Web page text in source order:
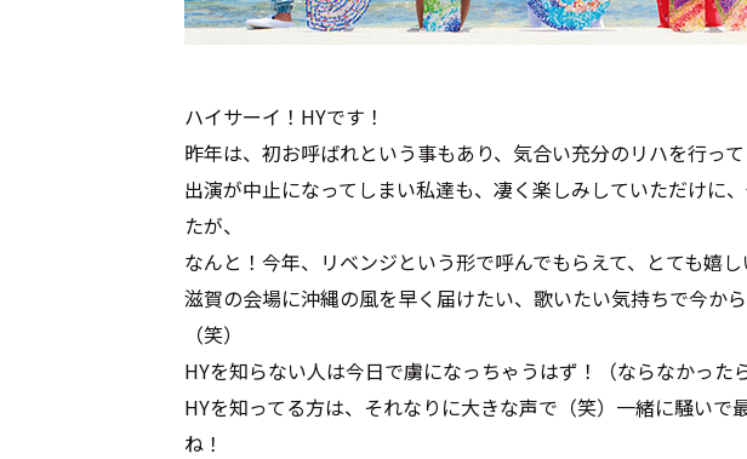
トップ Top
記事一覧 Articles
連載一覧 Series
ハイサーイ！HYです！
昨年は、初お呼ばれという事もあり、気合い充分のリハを行っ
出演が中止になってしまい私達も、凄く楽しみしていただけに
たが、
なんと！今年、リベンジという形で呼んでもらえて、とても嬉し
滋賀の会場に沖縄の風を早く届けたい、歌いたい気持ちで今か
（笑）
HYを知らない人は今日で虜になっちゃうはず！（ならなかった
HYを知ってる方は、それなりに大きな声で（笑）一緒に騒いで
ね！